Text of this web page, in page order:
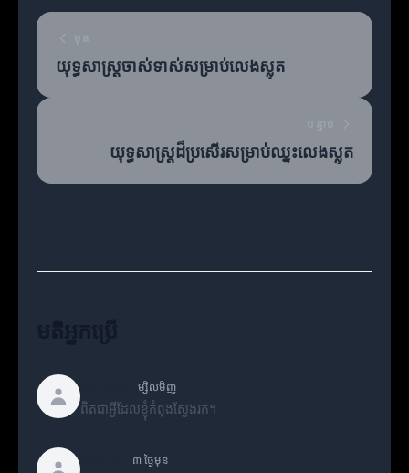
យុទ្ធសាស្ត្រចាស់ទាស់សម្រាប់លេងស្លុត
យុទ្ធសាស្ត្រដ៏ប្រសើរ​សម្រាប់ឈ្នះលេងស្លុត
ម្សិលមិញ
ពិតជាអ្វីដែលខ្ញុំកំពុងស្វែងរក។
៣ ថ្ងៃមុន